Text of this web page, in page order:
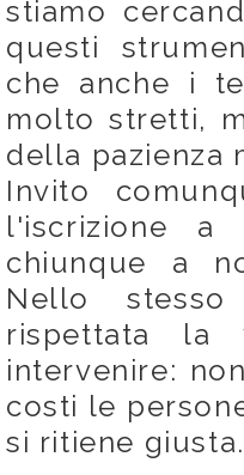
stiamo
questi
che anche i
molto stretti,
della pazienza
Invito
l'iscrizione a
chiunque a
Nello
rispettata la
intervenire:
costi le
si ritiene giusta.